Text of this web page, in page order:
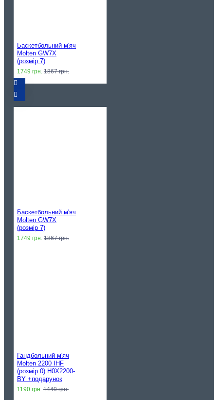
Баскетбольний м'яч
Molten GW7X
(розмір 7)
1749 грн. 1867 грн.
Баскетбольний м'яч
Molten GW7X
(розмір 7)
1749 грн. 1867 грн.
Гандбольний м'яч
Molten 2200 IHF
(розмір 0) H0X2200-
BY +подарунок
1190 грн. 1449 грн.